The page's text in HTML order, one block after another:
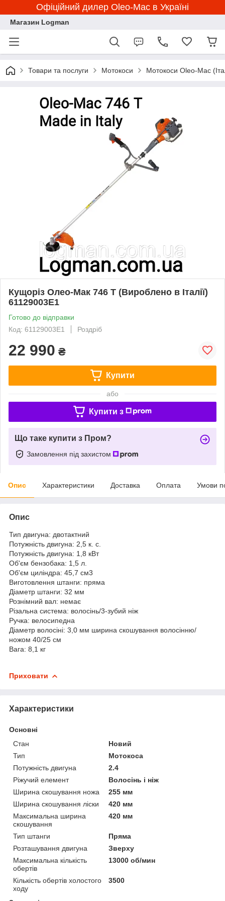
Офіційний дилер Oleo-Mac в Україні
Магазин Logman
Товари та послуги Мотокоси Мотокоси Oleo-Mac
Кущоріз Олео-Мак 746 T (Вироблено в Італії)
61129003E1
Готово до відправки
Код: 61129003E1
Роздріб
22 990 ₴
Купити
або
Купити з
Що таке купити з Пром?
Замовлення під захистом
Опис Характеристики Доставка Оплата Умови
Опис
Тип двигуна: двотактний
Потужність двигуна: 2,5 к. с.
Потужність двигуна: 1,8 кВт
Об'єм бензобака: 1,5 л.
Об'єм циліндра: 45,7 см3
Виготовлення штанги: пряма
Діаметр штанги: 32 мм
Рознімний вал: немає
Різальна система: волосінь/3-зубий ніж
Ручка: велосипедна
Діаметр волосіні: 3,0 мм ширина скошування волосінню/
ножом 40/25 см
Вага: 8,1 кг
Приховати
Характеристики
Основні
Стан
Новий
Тип
Мотокоса
Потужність двигуна
2.4
Ріжучий елемент
Волосінь і ніж
Ширина скошування ножа
255 мм
Ширина скошування ліски
420 мм
Максимальна ширина
скошування
420 мм
Тип штанги
Пряма
Розташування двигуна
Зверху
Максимальна кількість
обертів
13000 об/мин
Кількість обертів холостого
ходу
3500